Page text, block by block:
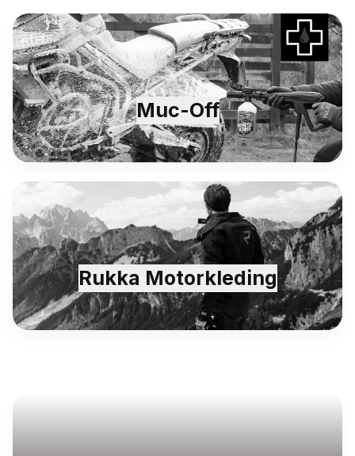
Muc-Off
Rukka Motorkleding